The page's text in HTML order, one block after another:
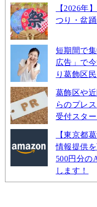
【2026年
つり・盆
短期間で
広告」で
り葛飾区
葛飾区や
らのプレ
受付スター
【東京都
情報提供
500円分の
します！